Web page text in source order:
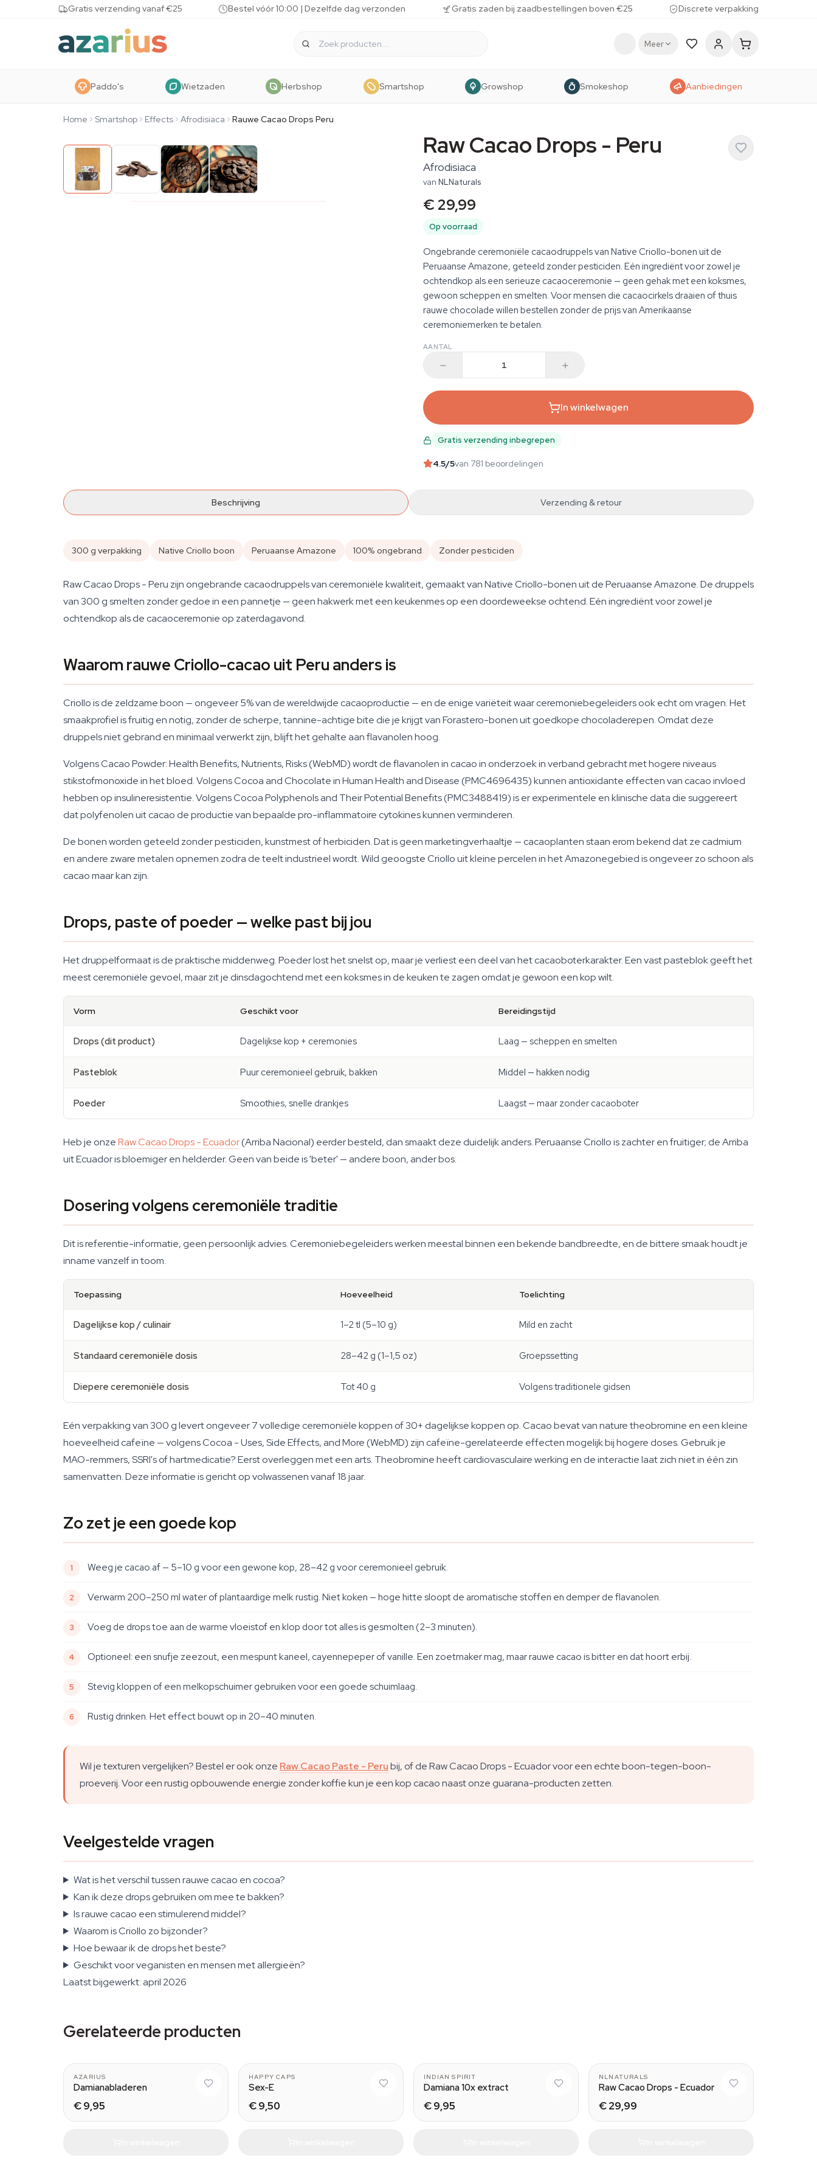
Skip to content Gratis verzending vanaf €25 Bestel vóór 10:00 | Dezelfde dag verzonden Gratis zaden bij zaadbestellingen boven €25 Discrete verpakking
Meer
Paddo's Wietzaden Herbshop Smartshop Growshop Smokeshop Aanbiedingen
Home Smartshop Effects Afrodisiaca Rauwe Cacao Drops Peru
Raw Cacao Drops - Peru
Afrodisiaca
van NLNaturals
€ 29,99
Op voorraad
Ongebrande ceremoniële cacaodruppels van Native Criollo-bonen uit de
Peruaanse Amazone, geteeld zonder pesticiden. Eén ingrediënt voor zowel je
ochtendkop als een serieuze cacaoceremonie — geen gehak met een koksmes,
gewoon scheppen en smelten. Voor mensen die cacaocirkels draaien of thuis
rauwe chocolade willen bestellen zonder de prijs van Amerikaanse
ceremoniemerken te betalen.
AANTAL
In winkelwagen
Gratis verzending inbegrepen
4.5/5van 781 beoordelingen
Beschrijving Verzending & retour
300 g verpakking Native Criollo boon Peruaanse Amazone 100% ongebrand Zonder pesticiden
Raw Cacao Drops - Peru zijn ongebrande cacaodruppels van ceremoniële kwaliteit, gemaakt van Native Criollo-bonen uit de Peruaanse Amazone. De druppels
van 300 g smelten zonder gedoe in een pannetje — geen hakwerk met een keukenmes op een doordeweekse ochtend. Eén ingrediënt voor zowel je
ochtendkop als de cacaoceremonie op zaterdagavond.
Waarom rauwe Criollo-cacao uit Peru anders is
Criollo is de zeldzame boon — ongeveer 5% van de wereldwijde cacaoproductie — en de enige variëteit waar ceremoniebegeleiders ook echt om vragen. Het
smaakprofiel is fruitig en notig, zonder de scherpe, tannine-achtige bite die je krijgt van Forastero-bonen uit goedkope chocoladerepen. Omdat deze
druppels niet gebrand en minimaal verwerkt zijn, blijft het gehalte aan flavanolen hoog.
Volgens Cacao Powder: Health Benefits, Nutrients, Risks (WebMD) wordt de flavanolen in cacao in onderzoek in verband gebracht met hogere niveaus
stikstofmonoxide in het bloed. Volgens Cocoa and Chocolate in Human Health and Disease (PMC4696435) kunnen antioxidante effecten van cacao invloed
hebben op insulineresistentie. Volgens Cocoa Polyphenols and Their Potential Benefits (PMC3488419) is er experimentele en klinische data die suggereert
dat polyfenolen uit cacao de productie van bepaalde pro-inflammatoire cytokines kunnen verminderen.
De bonen worden geteeld zonder pesticiden, kunstmest of herbiciden. Dat is geen marketingverhaaltje — cacaoplanten staan erom bekend dat ze cadmium
en andere zware metalen opnemen zodra de teelt industrieel wordt. Wild geoogste Criollo uit kleine percelen in het Amazonegebied is ongeveer zo schoon als
cacao maar kan zijn.
Drops, paste of poeder — welke past bij jou
Het druppelformaat is de praktische middenweg. Poeder lost het snelst op, maar je verliest een deel van het cacaoboterkarakter. Een vast pasteblok geeft het
meest ceremoniële gevoel, maar zit je dinsdagochtend met een koksmes in de keuken te zagen omdat je gewoon een kop wilt.
Vorm Geschikt voor Bereidingstijd
Drops (dit product) Dagelijkse kop + ceremonies Laag — scheppen en smelten
Pasteblok Puur ceremonieel gebruik, bakken Middel — hakken nodig
Poeder Smoothies, snelle drankjes Laagst — maar zonder cacaoboter
Heb je onzeRaw Cacao Drops - Ecuador(Arriba Nacional) eerder besteld, dan smaakt deze duidelijk anders. Peruaanse Criollo is zachter en fruitiger; de Arriba
uit Ecuador is bloemiger en helderder. Geen van beide is 'beter' — andere boon, ander bos.
Dosering volgens ceremoniële traditie
Dit is referentie-informatie, geen persoonlijk advies. Ceremoniebegeleiders werken meestal binnen een bekende bandbreedte, en de bittere smaak houdt je
inname vanzelf in toom.
Toepassing Hoeveelheid Toelichting
Dagelijkse kop / culinair 1–2 tl (5–10 g) Mild en zacht
Standaard ceremoniële dosis 28–42 g (1–1,5 oz) Groepssetting
Diepere ceremoniële dosis Tot 40 g Volgens traditionele gidsen
Eén verpakking van 300 g levert ongeveer 7 volledige ceremoniële koppen of 30+ dagelijkse koppen op. Cacao bevat van nature theobromine en een kleine
hoeveelheid cafeïne — volgens Cocoa - Uses, Side Effects, and More (WebMD) zijn cafeïne-gerelateerde effecten mogelijk bij hogere doses. Gebruik je
MAO-remmers, SSRI's of hartmedicatie? Eerst overleggen met een arts. Theobromine heeft cardiovasculaire werking en de interactie laat zich niet in één zin
samenvatten. Deze informatie is gericht op volwassenen vanaf 18 jaar.
Zo zet je een goede kop
Weeg je cacao af — 5–10 g voor een gewone kop, 28–42 g voor ceremonieel gebruik.
Verwarm 200–250 ml water of plantaardige melk rustig. Niet koken — hoge hitte sloopt de aromatische stoffen en demper de flavanolen.
Voeg de drops toe aan de warme vloeistof en klop door tot alles is gesmolten (2–3 minuten).
Optioneel: een snufje zeezout, een mespunt kaneel, cayennepeper of vanille. Een zoetmaker mag, maar rauwe cacao is bitter en dat hoort erbij.
Stevig kloppen of een melkopschuimer gebruiken voor een goede schuimlaag.
Rustig drinken. Het effect bouwt op in 20–40 minuten.
Wil je texturen vergelijken? Bestel er ook onze Raw Cacao Paste - Perubij, of de Raw Cacao Drops - Ecuador voor een echte boon-tegen-boon-
proeverij. Voor een rustig opbouwende energie zonder koffie kun je een kop cacao naast onze guarana-producten zetten.
Veelgestelde vragen
Wat is het verschil tussen rauwe cacao en cocoa?
Kan ik deze drops gebruiken om mee te bakken?
Is rauwe cacao een stimulerend middel?
Waarom is Criollo zo bijzonder?
Hoe bewaar ik de drops het beste?
Geschikt voor veganisten en mensen met allergieën?
Laatst bijgewerkt: april 2026
Gerelateerde producten
AZARIUS
Damianabladeren
€ 9,95
HAPPY CAPS
Sex-E
€ 9,50
INDIAN SPIRIT
Damiana 10x extract
€ 9,95
NLNATURALS
Raw Cacao Drops - Ecuador
€ 29,99